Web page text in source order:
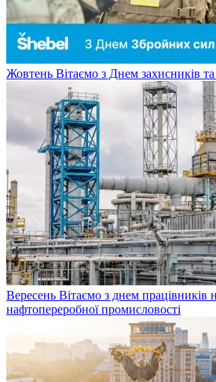
Жовтень Вітаємо з Днем захисників
Вересень Вітаємо з днем працівників
нафтопереробної промисловості